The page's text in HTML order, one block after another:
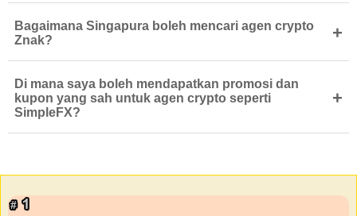
Bagaimana Singapura boleh mencari agen crypto
Znak?
+
Di mana saya boleh mendapatkan promosi dan
kupon yang sah untuk agen crypto seperti
SimpleFX?
+